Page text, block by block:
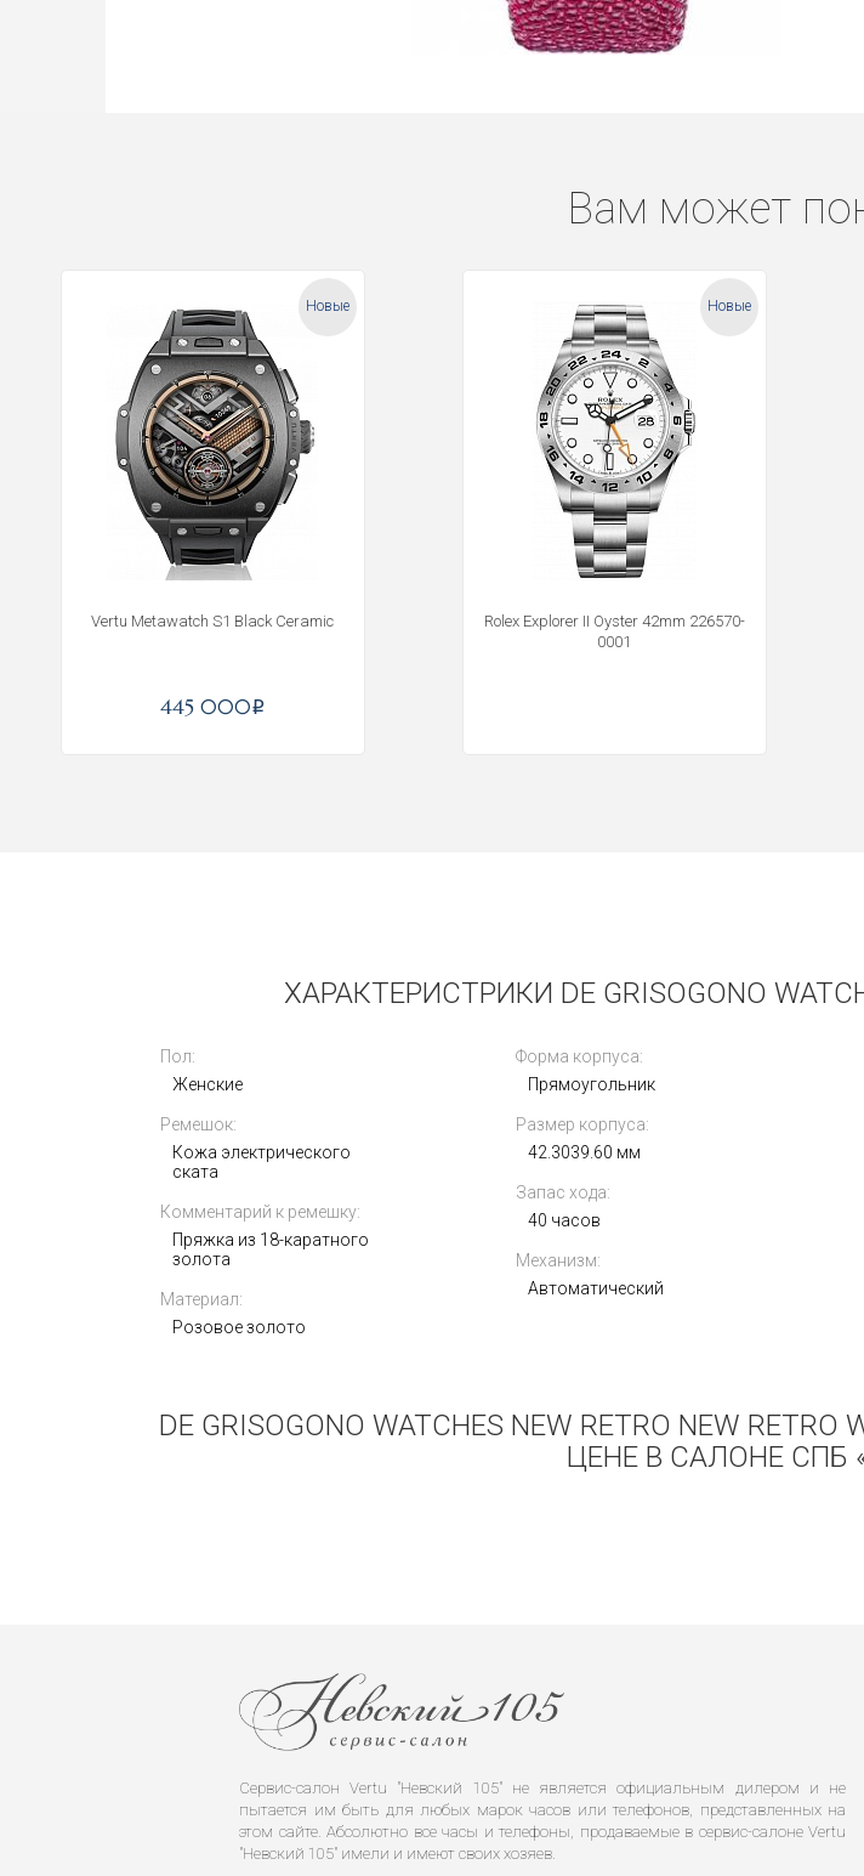
Вам может
Новые
Vertu Metawatch S1 Black Ceramic
445 000i
Новые
Rolex Explorer II Oyster 42mm 226570-
0001
Rolex Oyster Perpetual 41mm 124300-
0005
1 030 000i
ХАРАКТЕРИСТРИКИ DE GRISOGONO
Пол:
Женские
Ремешок:
Кожа электрического
ската
Комментарий к ремешку:
Пряжка из 18-каратного
золота
Материал:
Розовое золото
Форма корпуса:
Прямоугольник
Размер корпуса:
42.3039.60 мм
Запас хода:
40 часов
Механизм:
Автоматический
DE GRISOGONO WATCHES NEW RETRO NEW
ЦЕНЕ В САЛОНЕ СПБ
Сервис-салон Vertu "Невский 105" не является официальным дилером и не
пытается им быть для любых марок часов или телефонов, представленных на
этом сайте. Абсолютно все часы и телефоны, продаваемые в сервис-салоне Vertu
"Невский 105" имели и имеют своих хозяев.